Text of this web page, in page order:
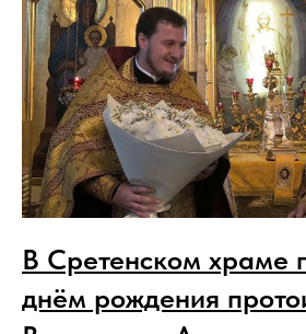
В Сретенском храме
днём рождения